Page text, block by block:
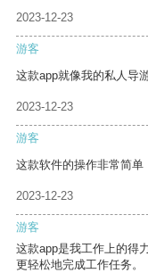
2023-12-23
游客
这款app就像我的私人导
2023-12-23
游客
这款软件的操作非常简单
2023-12-23
游客
这款app是我工作上的得
更轻松地完成工作任务。